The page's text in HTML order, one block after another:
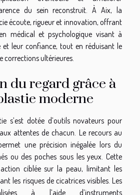
du sein reconstruit. À Aix, la
écoute, rigueur et innovation, offrant
médical et psychologique visant à
et leur confiance, tout en réduisant le
corrections ultérieures.
du regard grâce à
moderne
s’est dotée d’outils novateurs pour
attentes de chacun. Le recours au
une précision inégalée lors du
ou des poches sous les yeux. Cette
ciblée sur la peau, limitant les
les risques de cicatrices visibles. Les
à l’aide d’instruments